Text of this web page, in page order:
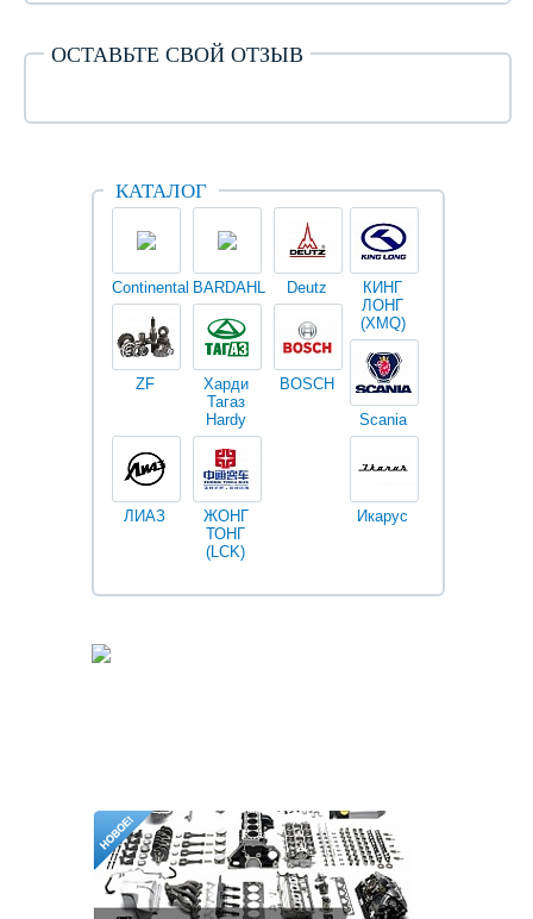
ОСТАВЬТЕ СВОЙ ОТЗЫВ
КАТАЛОГ
Continental BARDAHL Deutz
ZF
Харди
Тагаз
Hardy
BOSCH
ЛИАЗ
ЖОНГ
ТОНГ
(LCK)
КИНГ
ЛОНГ
(XMQ)
Scania
Икарус